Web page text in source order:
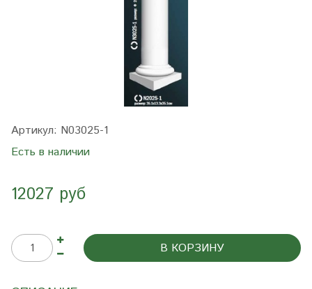
Артикул: N03025-1
Есть в наличии
12027 руб
В КОРЗИНУ